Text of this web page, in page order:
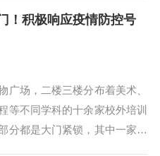
！积极响应疫情防控号
广场，二楼三楼分布着美术、
等不同学科的十余家校外培训
分都是大门紧锁，其中一家培